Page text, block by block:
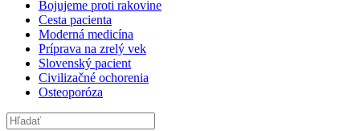
Bojujeme proti rakovine
Cesta pacienta
Moderná medicína
Príprava na zrelý vek
Slovenský pacient
Civilizačné ochorenia
Osteoporóza